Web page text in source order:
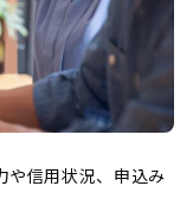
や信用状況、申込み